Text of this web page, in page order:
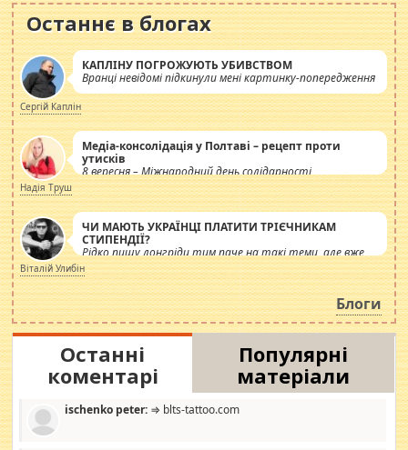
Останнє в блогах
КАПЛІНУ ПОГРОЖУЮТЬ УБИВСТВОМ
Вранці невідомі підкинули мені картинку-попередження
Сергій Каплін
Медіа-консолідація у Полтаві – рецепт проти
утисків
8 вересня – Міжнародний день солідарності
журналістів.
Надія Труш
ЧИ МАЮТЬ УКРАЇНЦІ ПЛАТИТИ ТРІЄЧНИКАМ
СТИПЕНДІЇ?
Рідко пишу лонгріди тим паче на такі теми, але вже
просто дістало! Обурюють сьогоднішні інсенуації
навколо стипендіального питання. Штучно
роздувається ще одна соціальна катастрофа.
Віталій Улибін
Блоги
Останні
коментарі
Популярні
матеріали
ischenko peter: ⇒ blts-tattoo.com